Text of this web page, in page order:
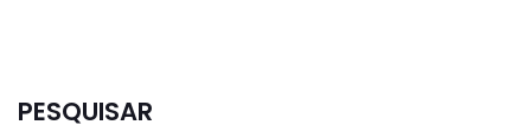
PESQUISAR